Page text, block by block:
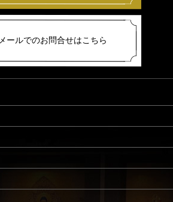
メールでのお問合せはこちら